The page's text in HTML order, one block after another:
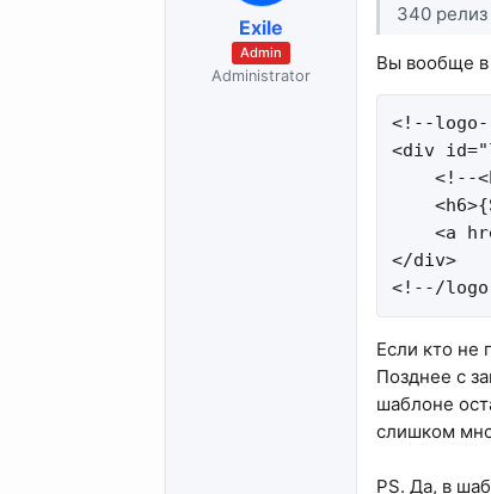
Exile
Admin
Administrator
340
Вы вообще в
<!--
<div
<!--
<a
</div>
<!--/
Если кто не
Позднее с
шаблоне
слишком
PS. Да, в